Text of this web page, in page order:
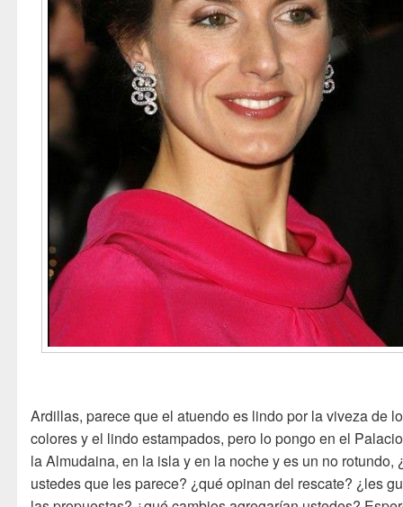
Ardillas, parece que el atuendo es lindo por la viveza de
colores y el lindo estampados, pero lo pongo en el
la Almudaina, en la isla y en la noche y es un no rotundo,
ustedes que les parece? ¿qué opinan del rescate? ¿les